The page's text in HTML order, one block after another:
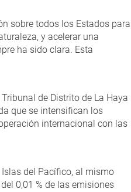
sobre todos los Estados para
y acelerar una
ha sido clara. Esta
de Distrito de La Haya
que se intensifican los
internacional con las
del Pacífico, al mismo
0,01 % de las emisiones